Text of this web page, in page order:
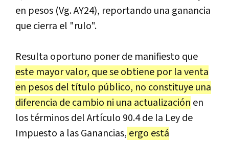
en pesos (Vg. AY24), reportando una ganancia
que cierra el "rulo".
Resulta oportuno poner de manifiesto que
este mayor valor, que se obtiene por la venta
en pesos del título público, no constituye una
diferencia de cambio ni una actualización en
los términos del Artículo 90.4 de la Ley de
Impuesto a las Ganancias, ergo está